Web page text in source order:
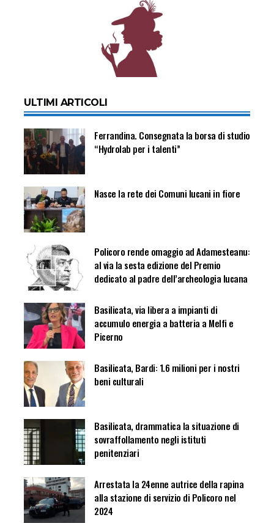
ULTIMI ARTICOLI
Ferrandina. Consegnata la borsa di studio
“Hydrolab per i talenti”
Nasce la rete dei Comuni lucani in fiore
Policoro rende omaggio ad Adamesteanu:
al via la sesta edizione del Premio
dedicato al padre dell’archeologia lucana
Basilicata, via libera a impianti di
accumulo energia a batteria a Melfi e
Picerno
Basilicata, Bardi: 1.6 milioni per i nostri
beni culturali
Basilicata, drammatica la situazione di
sovraffollamento negli istituti
penitenziari
Arrestata la 24enne autrice della rapina
alla stazione di servizio di Policoro nel
2024